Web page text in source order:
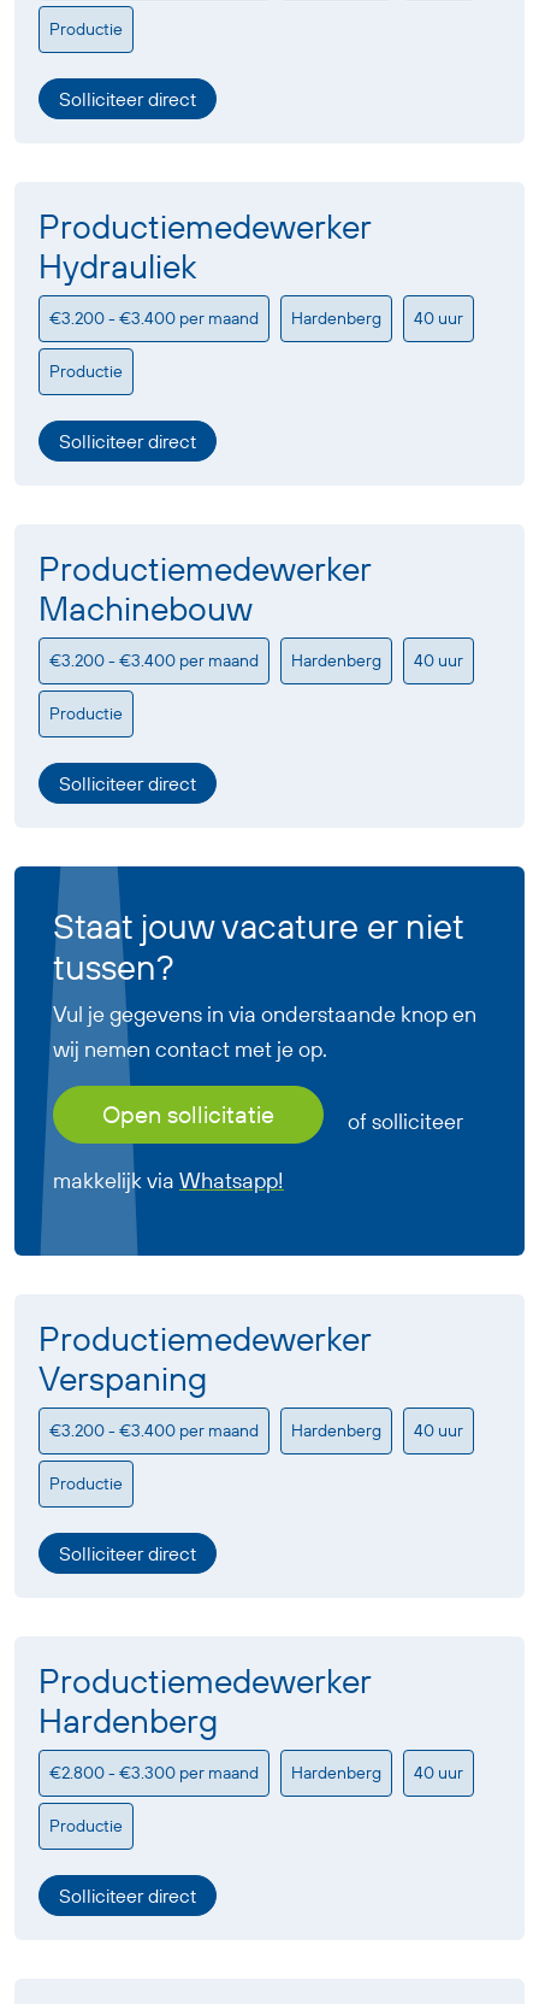
Productie
Solliciteer direct
Productiemedewerker
Hydrauliek
€3.200 - €3.400 per maand Hardenberg 40 uur
Productie
Solliciteer direct
Productiemedewerker
Machinebouw
€3.200 - €3.400 per maand Hardenberg 40 uur
Productie
Solliciteer direct
Staat jouw vacature er niet
tussen?
Vul je gegevens in via onderstaande knop en
wij nemen contact met je op.
Open sollicitatie of solliciteer
makkelijk via Whatsapp!
Productiemedewerker
Verspaning
€3.200 - €3.400 per maand Hardenberg 40 uur
Productie
Solliciteer direct
Productiemedewerker
Hardenberg
€2.800 - €3.300 per maand Hardenberg 40 uur
Productie
Solliciteer direct